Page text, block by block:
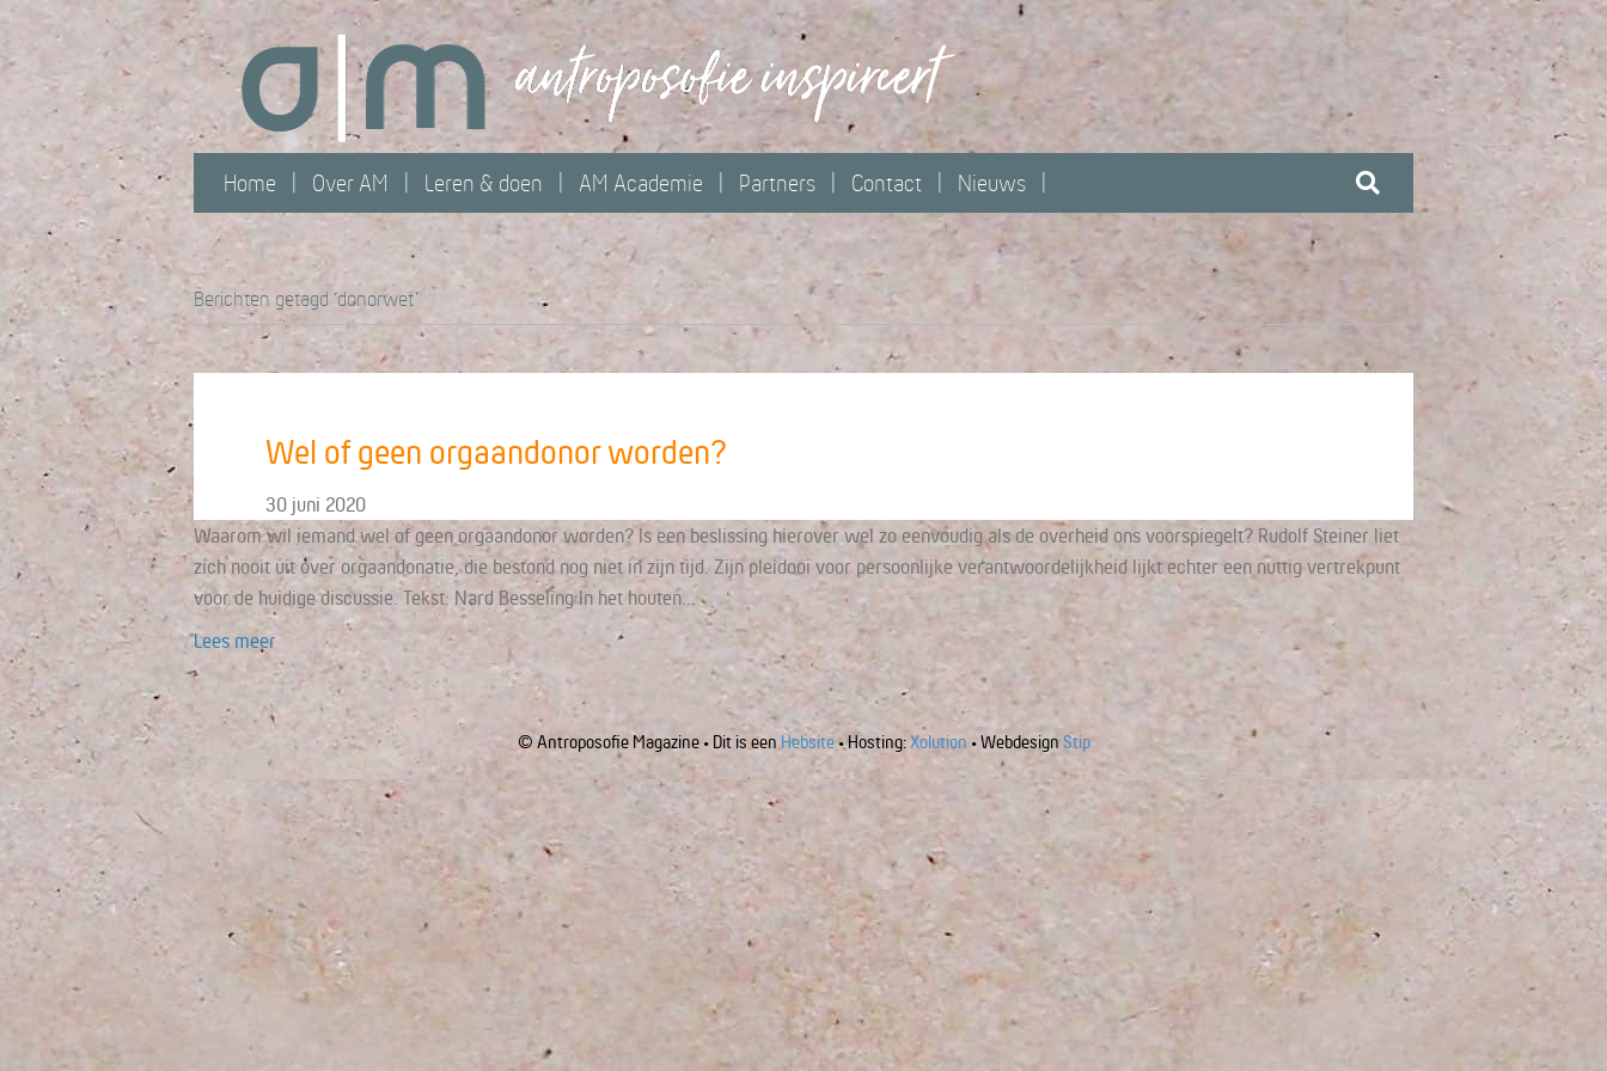
Home Over AM Leren & doen AM Academie Partners Contact Nieuws
Berichten getagd ‘donorwet’
Wel of geen orgaandonor worden?
30 juni 2020
Waarom wil iemand wel of geen orgaandonor worden? Is een beslissing hierover wel zo eenvoudig als de overheid ons voorspiegelt? Rudolf Steiner liet
zich nooit uit over orgaandonatie, die bestond nog niet in zijn tijd. Zijn pleidooi voor persoonlijke verantwoordelijkheid lijkt echter een nuttig vertrekpunt
voor de huidige discussie. Tekst: Nard Besseling In het houten…
Lees meer
© Antroposofie Magazine • Dit is een Hebsite• Hosting:Xolution • Webdesign Stip